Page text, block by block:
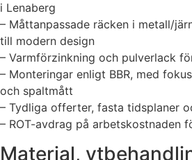
i Lenaberg
– Måttanpassade räcken i metall/
till modern design
– Varmförzinkning och pulverlack
– Monteringar enligt BBR, med
och spaltmått
– Tydliga offerter, fasta tidsplaner
– ROT-avdrag på arbetskostnaden
Material,